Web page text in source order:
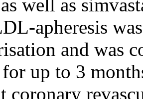
well as
apheresis
and was
up to 3
coronary